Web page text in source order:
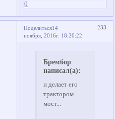
0
Поделиться 233
14
ноября, 2016г. 18:20:22
Брембор
написал(а):
и делает его
трактором
мост...